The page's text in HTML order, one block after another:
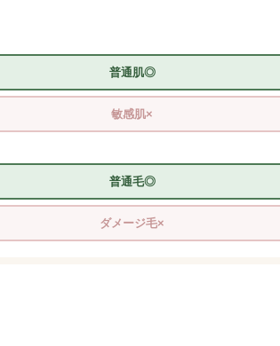
普通肌◎
敏感肌×
普通毛◎
ダメージ毛×